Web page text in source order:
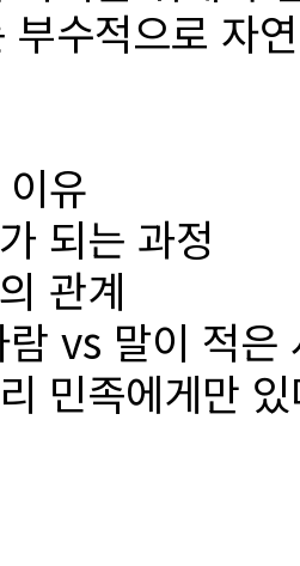
부수적으로 자
유
되는 과정
관계
vs 말이 적은
민족에게만